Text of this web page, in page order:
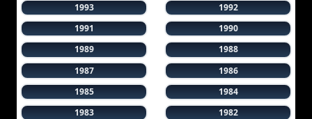
1993
1992
1991
1990
1989
1988
1987
1986
1985
1984
1983
1982